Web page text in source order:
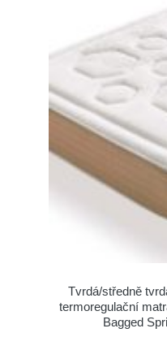
Tvrdá/středně
termoregulační
Bagged